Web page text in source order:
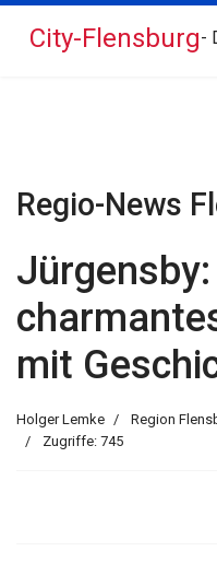
City-Flensburg-
Regio-News
mit
Holger Lemke Region
Zugriffe: 745